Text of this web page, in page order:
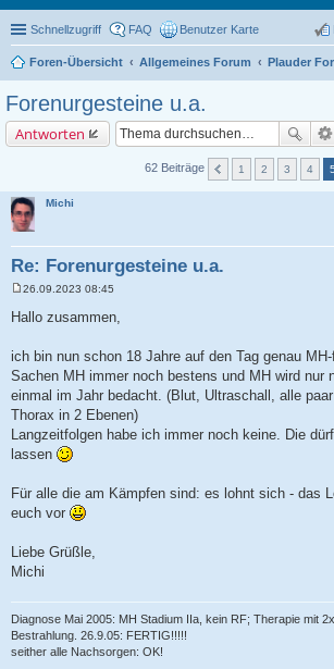
Schnellzugriff FAQ Benutzer Karte
Foren-Übersicht Allgemeines Forum
Plauder
Forenurgesteine u.a.
Antworten
62 Beiträge 1 2 3 4 5
Michi
Re: Forenurgesteine u.a.
e
i
r
a
g
26.09.2023 08:45
Hallo zusammen,
ich bin nun schon 18 Jahre auf den Tag genau
Sachen MH immer noch bestens und MH wird nur
einmal im Jahr bedacht. (Blut, Ultraschall, alle
Thorax in 2 Ebenen)
Langzeitfolgen habe ich immer noch keine. Die
lassen
Für alle die am Kämpfen sind: es lohnt sich - das
euch vor
Liebe Grüßle,
Michi
Diagnose Mai 2005: MH Stadium IIa, kein RF; Therapie mit
Bestrahlung. 26.9.05: FERTIG!!!!!
seither alle Nachsorgen: OK!